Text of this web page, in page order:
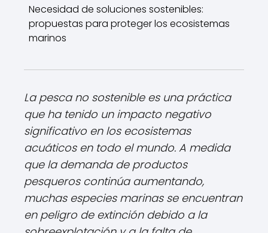
Necesidad de soluciones sostenibles:
propuestas para proteger los ecosistemas
marinos
La pesca no sostenible es una práctica
que ha tenido un impacto negativo
significativo en los ecosistemas
acuáticos en todo el mundo. A medida
que la demanda de productos
pesqueros continúa aumentando,
muchas especies marinas se encuentran
en peligro de extinción debido a la